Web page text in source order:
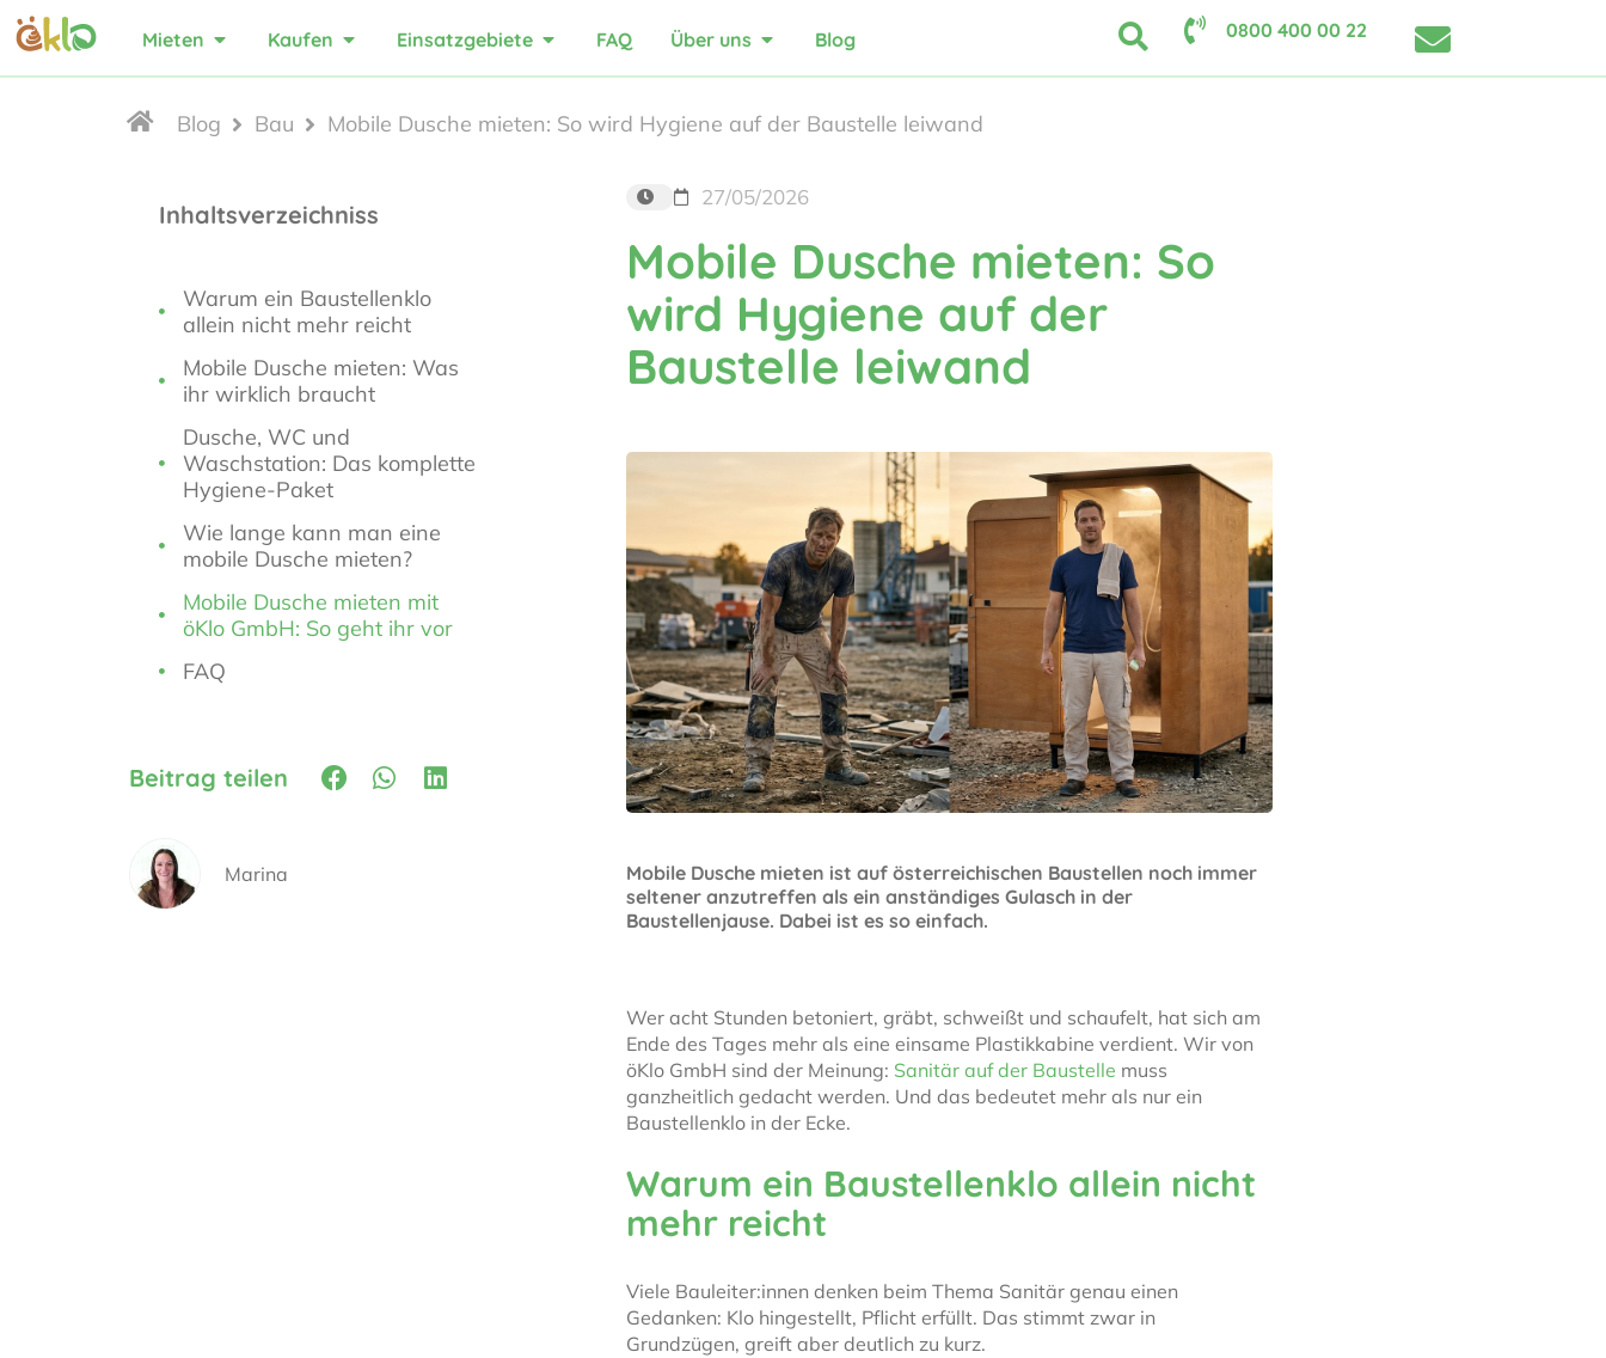
Mieten Kaufen Einsatzgebiete FAQ Über uns Blog 0800 400 00 22
Blog Bau Mobile Dusche mieten: So wird Hygiene auf der Baustelle leiwand
Inhaltsverzeichniss
Warum ein Baustellenklo
allein nicht mehr reicht
Mobile Dusche mieten: Was
ihr wirklich braucht
Dusche, WC und
Waschstation: Das komplette
Hygiene-Paket
Wie lange kann man eine
mobile Dusche mieten?
Mobile Dusche mieten mit
öKlo GmbH: So geht ihr vor
FAQ
Beitrag teilen
Marina
27/05/2026
Mobile Dusche mieten: So
wird Hygiene auf der
Baustelle leiwand
Mobile Dusche mieten ist auf österreichischen Baustellen noch immer
seltener anzutreffen als ein anständiges Gulasch in der
Baustellenjause. Dabei ist es so einfach.
Wer acht Stunden betoniert, gräbt, schweißt und schaufelt, hat sich am
Ende des Tages mehr als eine einsame Plastikkabine verdient. Wir von
öKlo GmbH sind der Meinung: Sanitär auf der Baustelle muss
ganzheitlich gedacht werden. Und das bedeutet mehr als nur ein
Baustellenklo in der Ecke.
Warum ein Baustellenklo allein nicht
mehr reicht
Viele Bauleiter:innen denken beim Thema Sanitär genau einen
Gedanken: Klo hingestellt, Pflicht erfüllt. Das stimmt zwar in
Grundzügen, greift aber deutlich zu kurz.